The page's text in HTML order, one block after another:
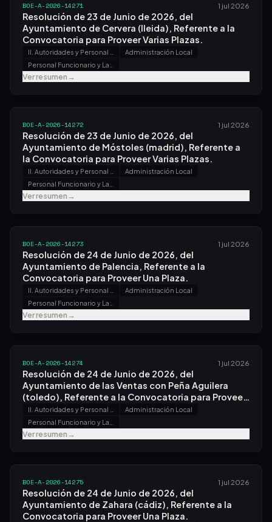
BOE-A-2026-14271 1 jul 2026
Resolución de 23 de Junio de 2026, del
Ayuntamiento de Cervera (lleida), Referente a la
Convocatoria para Proveer Varias Plazas.
Administración Local
Ver resumen→
BOE-A-2026-14272 1 jul 2026
Resolución de 23 de Junio de 2026, del
Ayuntamiento de Móstoles (madrid), Referente a
la Convocatoria para Proveer Varias Plazas.
Administración Local
Ver resumen→
BOE-A-2026-14273 1 jul 2026
Resolución de 24 de Junio de 2026, del
Ayuntamiento de Palencia, Referente a la
Convocatoria para Proveer Una Plaza.
Administración Local
Ver resumen→
BOE-A-2026-14274 1 jul 2026
Resolución de 24 de Junio de 2026, del
Ayuntamiento de las Ventas con Peña Aguilera
(toledo), Referente a la Convocatoria para Proveer
Una Plaza.
Administración Local
Ver resumen→
BOE-A-2026-14275 1 jul 2026
Resolución de 24 de Junio de 2026, del
Ayuntamiento de Zahara (cádiz), Referente a la
Convocatoria para Proveer Una Plaza.